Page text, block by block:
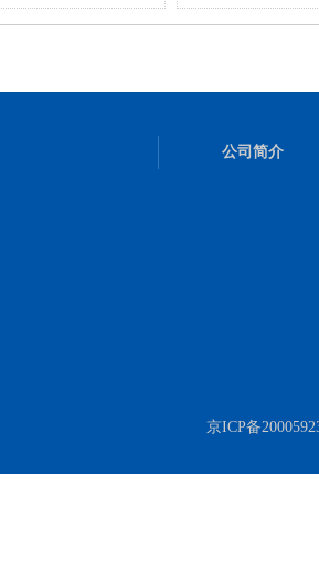
公司简介
京ICP备